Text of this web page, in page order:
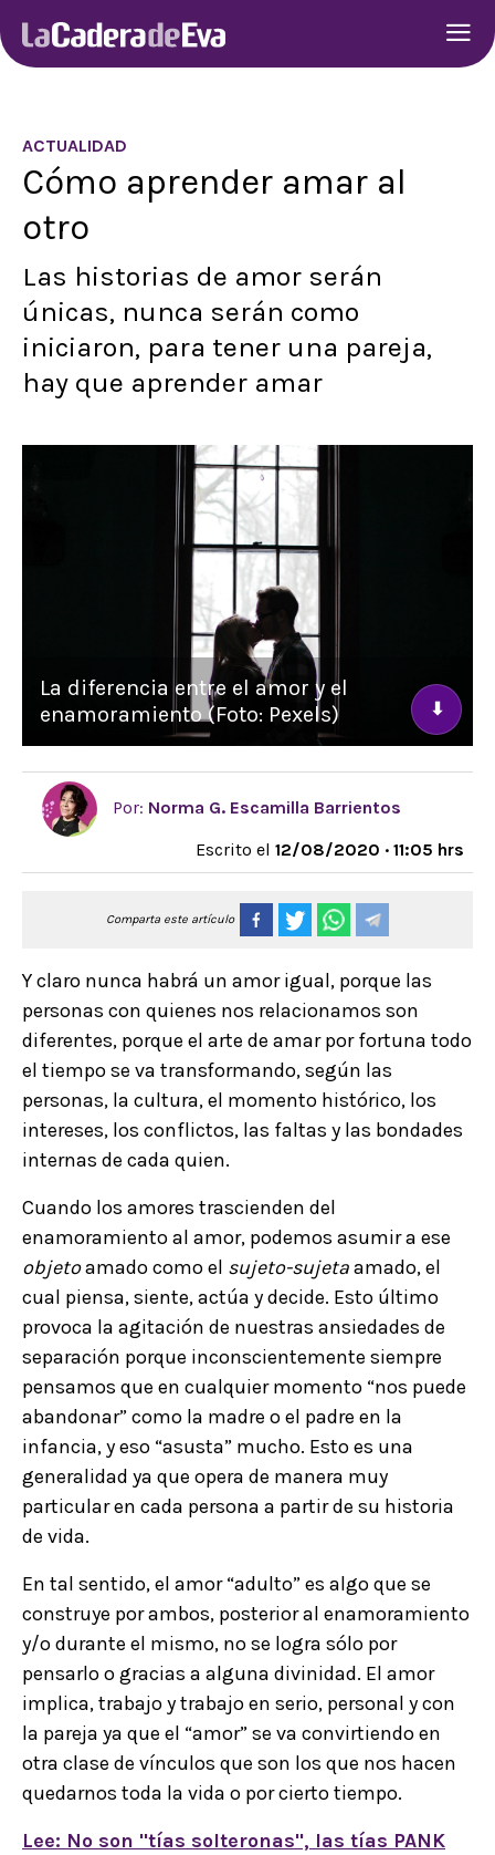
ACTUALIDAD
Cómo aprender amar al
otro
Las historias de amor serán
únicas, nunca serán como
iniciaron, para tener una pareja,
hay que aprender amar
La diferencia entre el amor y el
enamoramiento (Foto: Pexels)
⬇
Por: Norma G. Escamilla Barrientos
Escrito el 12/08/2020 · 11:05 hrs
Comparta este artículo
Y claro nunca habrá un amor igual, porque las
personas con quienes nos relacionamos son
diferentes, porque el arte de amar por fortuna todo
el tiempo se va transformando, según las
personas, la cultura, el momento histórico, los
intereses, los conflictos, las faltas y las bondades
internas de cada quien.
Cuando los amores trascienden del
enamoramiento al amor, podemos asumir a ese
objetoamado como el sujeto-sujetaamado, el
cual piensa, siente, actúa y decide. Esto último
provoca la agitación de nuestras ansiedades de
separación porque inconscientemente siempre
pensamos que en cualquier momento “nos puede
abandonar” como la madre o el padre en la
infancia, y eso “asusta” mucho. Esto es una
generalidad ya que opera de manera muy
particular en cada persona a partir de su historia
de vida.
En tal sentido, el amor “adulto” es algo que se
construye por ambos, posterior al enamoramiento
y/o durante el mismo, no se logra sólo por
pensarlo o gracias a alguna divinidad. El amor
implica, trabajo y trabajo en serio, personal y con
la pareja ya que el “amor” se va convirtiendo en
otra clase de vínculos que son los que nos hacen
quedarnos toda la vida o por cierto tiempo.
Lee: No son "tías solteronas", las tías PANK